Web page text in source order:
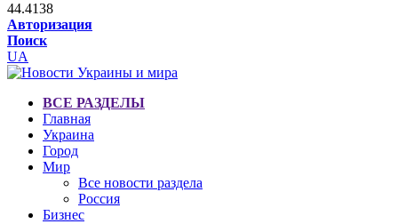
44.4138
Авторизация
Поиск
UA
ВСЕ РАЗДЕЛЫ
Главная
Украина
Город
Мир
Все новости раздела
Россия
Бизнес